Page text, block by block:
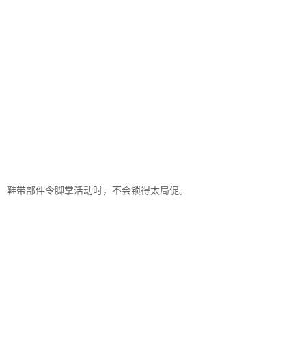
鞋带部件令脚掌活动时，不会锁得太局促。